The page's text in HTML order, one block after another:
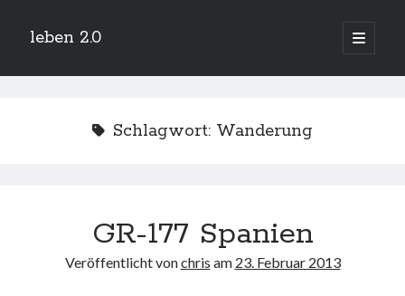
leben 2.0
öffnen
Sidebar
Arduino und BME 280
13. Januar 2019
Minecraft-Server
Schlagwort: Wanderung
GR-177 Spanien
Veröffentlicht vonchris am 23. Februar 2013